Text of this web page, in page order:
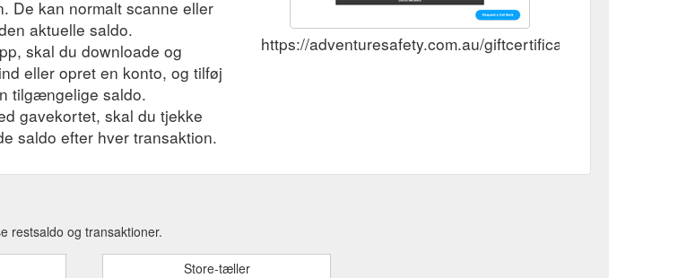
De kan normalt scanne eller
aktuelle saldo.
skal du downloade og
eller opret en konto, og tilføj
tilgængelige saldo.
gavekortet, skal du tjekke
saldo efter hver transaktion.
https://adventuresafety.com.au/
restsaldo og transaktioner.
Store-tæller